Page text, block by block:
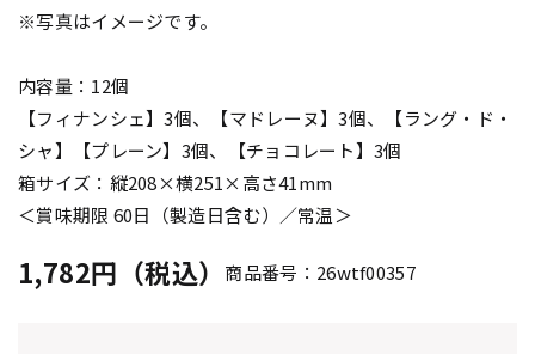
※写真はイメージです。
内容量：12個
【フィナンシェ】3個、【マドレーヌ】3個、【ラング・ド・
シャ】【プレーン】3個、【チョコレート】3個
箱サイズ：縦208×横251×高さ41mm
＜賞味期限 60日（製造日含む）／常温＞
1,782円（税込） 商品番号：26wtf00357